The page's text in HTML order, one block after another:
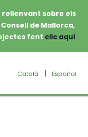
sobre els
de Mallorca,
fent clic aquí
Català | Español